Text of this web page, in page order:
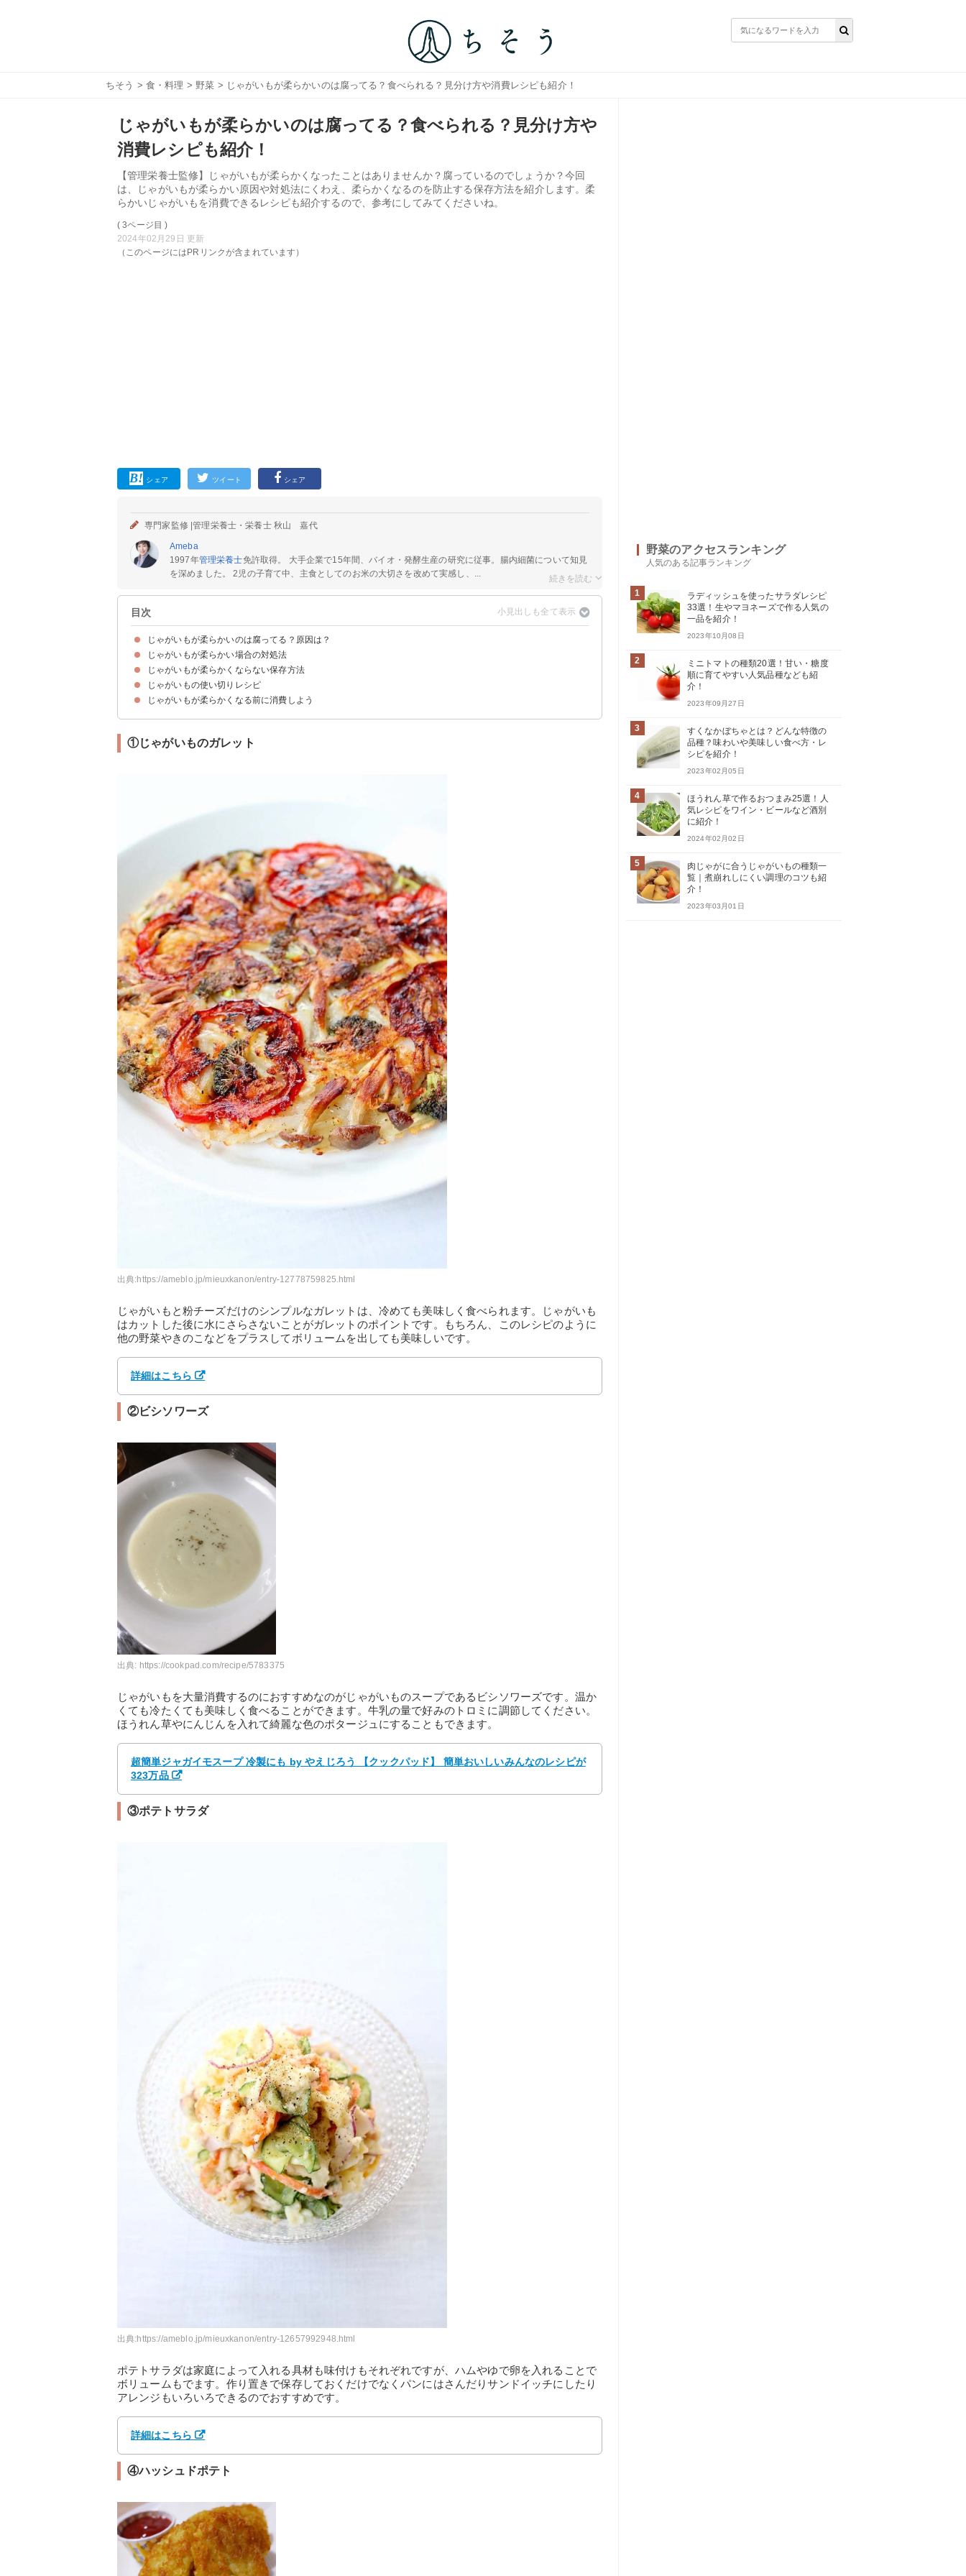
ちそう > 食・料理 > 野菜 > じゃがいもが柔らかいのは腐ってる？食べられる？見分け方や消費レシピも紹介！
じゃがいもが柔らかいのは腐ってる？食べられる？見分け方や
消費レシピも紹介！
【管理栄養士監修】じゃがいもが柔らかくなったことはありませんか？腐っているのでしょうか？今回
は、じゃがいもが柔らかい原因や対処法にくわえ、柔らかくなるのを防止する保存方法を紹介します。柔
らかいじゃがいもを消費できるレシピも紹介するので、参考にしてみてくださいね。
( 3ページ目 )
2024年02月29日 更新
（このページにはPRリンクが含まれています）
シェア ツイート シェア
専門家監修 |管理栄養士・栄養士 秋山 嘉代
Ameba
1997年管理栄養士免許取得。 大手企業で15年間、バイオ・発酵生産の研究に従事。腸内細菌について知見
を深めました。 2児の子育て中、主食としてのお米の大切さを改めて実感し、...
目次
じゃがいもが柔らかいのは腐ってる？原因は？
柔らかいじゃがいもは食べられる
柔らかい原因は水分の抜け
芽が生えている・皮が緑色の場合は要注意
じゃがいもが腐った場合の特徴
じゃがいもが柔らかい場合の対処法
柔らかいじゃがいもを水に浸す
じゃがいもが柔らかくならない保存方法
じゃがいもを常温で保存する方法・期間
じゃがいもを冷蔵で保存する方法・期間
じゃがいもを冷凍で保存する方法・期間
じゃがいもの使い切りレシピ
①じゃがいものガレット
②ビシソワーズ
③ポテトサラダ
④ハッシュドポテト
⑤ジャーマンポテト
⑥ピーマンのマッシュポテト詰め
⑦ポテトチップス
⑧じゃがいもスイートポテト
じゃがいもが柔らかくなる前に消費しよう
①じゃがいものガレット
出典:https://ameblo.jp/mieuxkanon/entry-12778759825.html
じゃがいもと粉チーズだけのシンプルなガレットは、冷めても美味しく食べられます。じゃがいも
はカットした後に水にさらさないことがガレットのポイントです。もちろん、このレシピのように
他の野菜やきのこなどをプラスしてボリュームを出しても美味しいです。
詳細はこちら
②ビシソワーズ
出典: https://cookpad.com/recipe/5783375
じゃがいもを大量消費するのにおすすめなのがじゃがいものスープであるビシソワーズです。温か
くても冷たくても美味しく食べることができます。牛乳の量で好みのトロミに調節してください。
ほうれん草やにんじんを入れて綺麗な色のポタージュにすることもできます。
超簡単ジャガイモスープ 冷製にも by やえじろう 【クックパッド】 簡単おいしいみんなのレシピが
323万品
③ポテトサラダ
出典:https://ameblo.jp/mieuxkanon/entry-12657992948.html
ポテトサラダは家庭によって入れる具材も味付けもそれぞれですが、ハムやゆで卵を入れることで
ボリュームもでます。作り置きで保存しておくだけでなくパンにはさんだりサンドイッチにしたり
アレンジもいろいろできるのでおすすめです。
詳細はこちら
④ハッシュドポテト
野菜のアクセスランキング
人気のある記事ランキング
1
ラディッシュを使ったサラダレシピ
33選！生やマヨネーズで作る人気の
一品を紹介！
2023年10月08日
2
ミニトマトの種類20選！甘い・糖度
順に育てやすい人気品種なども紹
介！
2023年09月27日
3
すくなかぼちゃとは？どんな特徴の
品種？味わいや美味しい食べ方・レ
シピを紹介！
2023年02月05日
4
ほうれん草で作るおつまみ25選！人
気レシピをワイン・ビールなど酒別
に紹介！
2024年02月02日
5
肉じゃがに合うじゃがいもの種類一
覧｜煮崩れしにくい調理のコツも紹
介！
2023年03月01日